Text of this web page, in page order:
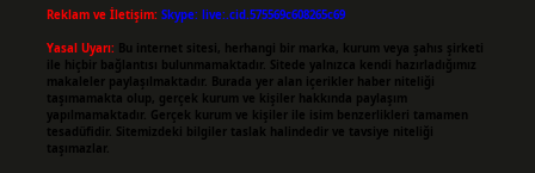
Reklam ve İletişim: Skype: live:.cid.575569c608265c69
Yasal Uyarı: Bu internet sitesi, herhangi bir marka, kurum veya şahıs şirketi
ile hiçbir bağlantısı bulunmamaktadır. Sitede yalnızca kendi hazırladığımız
makaleler paylaşılmaktadır. Burada yer alan içerikler haber niteliği
taşımamakta olup, gerçek kurum ve kişiler hakkında paylaşım
yapılmamaktadır. Gerçek kurum ve kişiler ile isim benzerlikleri tamamen
tesadüfidir. Sitemizdeki bilgiler taslak halindedir ve tavsiye niteliği
taşımazlar.